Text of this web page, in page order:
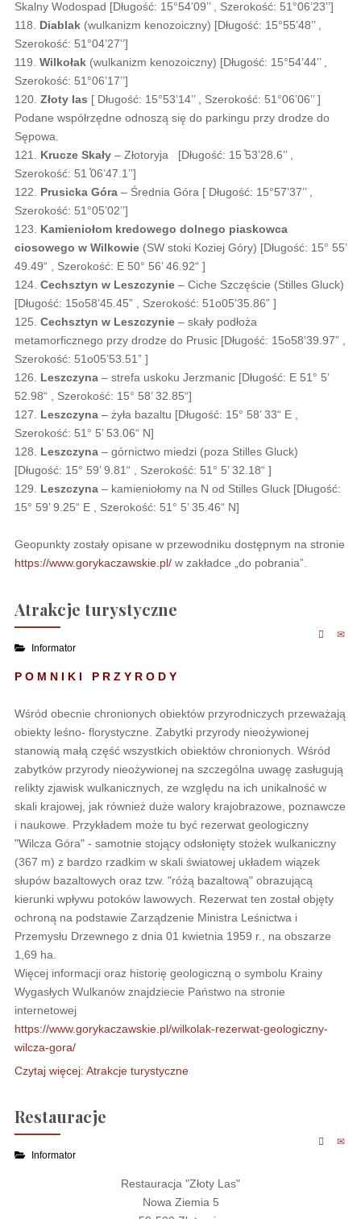
Skalny Wodospad [Długość: 15°54’09’’ , Szerokość: 51°06’23’’]
118. Diablak(wulkanizm kenozoiczny) [Długość: 15°55’48’’ ,
Szerokość: 51°04’27’’]
119. Wilkołak(wulkanizm kenozoiczny) [Długość: 15°54’44’’ ,
Szerokość: 51°06’17’’]
120. Złoty las [ Długość: 15°53’14’’ , Szerokość: 51°06’06’’ ]
Podane współrzędne odnoszą się do parkingu przy drodze do
Sępowa.
121. Krucze Skały– Złotoryja [Długość: 15 ̊53’28.6’’ ,
Szerokość: 51 ̊06’47.1’’]
122. Prusicka Góra– Średnia Góra [ Długość: 15°57’37’’ ,
Szerokość: 51°05’02’’]
123. Kamieniołom kredowego dolnego piaskowca
ciosowego w Wilkowie(SW stoki Koziej Góry) [Długość: 15° 55’
49.49“ , Szerokość: E 50° 56’ 46.92“ ]
124. Cechsztyn w Leszczynie– Ciche Szczęście (Stilles Gluck)
[Długość: 15o58’45.45” , Szerokość: 51o05’35.86” ]
125. Cechsztyn w Leszczynie– skały podłoża
metamorficznego przy drodze do Prusic [Długość: 15o58’39.97” ,
Szerokość: 51o05’53.51” ]
126. Leszczyna– strefa uskoku Jerzmanic [Długość: E 51° 5’
52.98“ , Szerokość: 15° 58’ 32.85“]
127. Leszczyna– żyła bazaltu [Długość: 15° 58’ 33“ E ,
Szerokość: 51° 5’ 53.06“ N]
128. Leszczyna– górnictwo miedzi (poza Stilles Gluck)
[Długość: 15° 59’ 9.81“ , Szerokość: 51° 5’ 32.18“ ]
129. Leszczyna– kamieniołomy na N od Stilles Gluck [Długość:
15° 59’ 9.25“ E , Szerokość: 51° 5’ 35.46“ N]
Geopunkty zostały opisane w przewodniku dostępnym na stronie
https://www.gorykaczawskie.pl/w zakładce „do pobrania”.
Atrakcje turystyczne
Informator
P O M N I K I P R Z Y R O D Y
Wśród obecnie chronionych obiektów przyrodniczych przeważają
obiekty leśno- florystyczne. Zabytki przyrody nieożywionej
stanowią małą część wszystkich obiektów chronionych. Wśród
zabytków przyrody nieożywionej na szczególna uwagę zasługują
relikty zjawisk wulkanicznych, ze względu na ich unikalność w
skali krajowej, jak również duże walory krajobrazowe, poznawcze
i naukowe. Przykładem może tu być rezerwat geologiczny
"Wilcza Góra" - samotnie stojący odsłonięty stożek wulkaniczny
(367 m) z bardzo rzadkim w skali światowej układem wiązek
słupów bazaltowych oraz tzw. "różą bazaltową" obrazującą
kierunki wpływu potoków lawowych. Rezerwat ten został objęty
ochroną na podstawie Zarządzenie Ministra Leśnictwa i
Przemysłu Drzewnego z dnia 01 kwietnia 1959 r., na obszarze
1,69 ha.
Więcej informacji oraz historię geologiczną o symbolu Krainy
Wygasłych Wulkanów znajdziecie Państwo na stronie
internetowej
https://www.gorykaczawskie.pl/wilkolak-rezerwat-geologiczny-
wilcza-gora/
Czytaj więcej: Atrakcje turystyczne
Restauracje
Informator
Restauracja "Złoty Las"
Nowa Ziemia 5